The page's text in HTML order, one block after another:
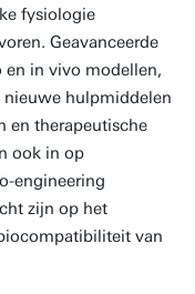
fysiologie
Geavanceerde
en in vivo modellen,
hulpmiddelen
en therapeutische
ook in op
engineering
zijn op het
van